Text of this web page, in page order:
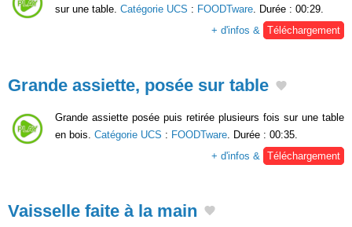
sur une table. Catégorie UCS : FOODTware . Durée : 00:29.
+ d'infos &
Téléchargement
Grande assiette, posée sur table
Grande assiette posée puis retirée plusieurs fois sur une table
en bois. Catégorie UCS : FOODTware . Durée : 00:35.
+ d'infos &
Téléchargement
Vaisselle faite à la main